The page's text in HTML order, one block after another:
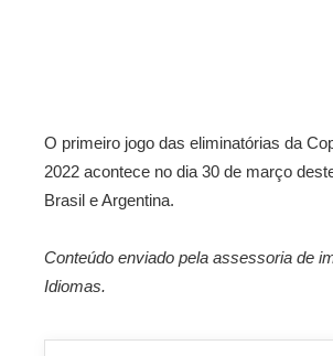
O primeiro jogo das eliminatórias da
2022 acontece no dia 30 de março
Brasil e Argentina.
Conteúdo enviado pela assessoria de
Idiomas.